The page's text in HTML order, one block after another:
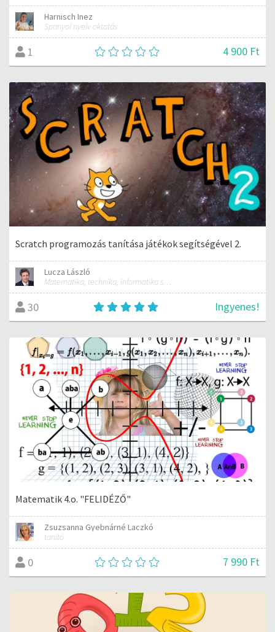
Harnisch Inez
Spanyol nyelv oktatás
1 4 900 Ft
Scratch programozás tanítása játékok segítségével 2.
Lucza László
Matematika, technika, informatika szakos általános iskolai tanár; mentorpedagógus, mestertanár
30 Ingyenes!
Matematik 4.o. "FELIDÉZŐ"
Zsuzsanna Gyebnárné Laczkó
tanító
0 7 990 Ft